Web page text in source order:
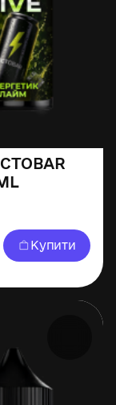
Купити